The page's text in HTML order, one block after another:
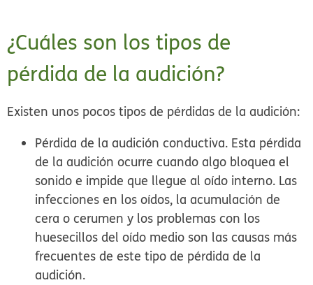
¿Cuáles son los tipos de
pérdida de la audición?
Existen unos pocos tipos de pérdidas de la audición:
Pérdida de la audición conductiva. Esta pérdida
de la audición ocurre cuando algo bloquea el
sonido e impide que llegue al oído interno. Las
infecciones en los oídos, la acumulación de
cera o cerumen y los problemas con los
huesecillos del oído medio son las causas más
frecuentes de este tipo de pérdida de la
audición.